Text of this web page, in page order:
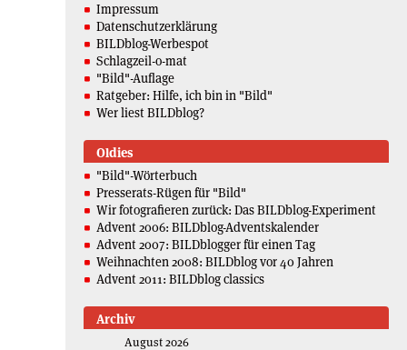
Impressum
Datenschutzerklärung
BILDblog-Werbespot
Schlagzeil-o-mat
"Bild"-Auflage
Ratgeber: Hilfe, ich bin in "Bild"
Wer liest BILDblog?
Oldies
"Bild"-Wörterbuch
Presserats-Rügen für "Bild"
Wir fotografieren zurück: Das BILDblog-Experiment
Advent 2006: BILDblog-Adventskalender
Advent 2007: BILDblogger für einen Tag
Weihnachten 2008: BILDblog vor 40 Jahren
Advent 2011: BILDblog classics
Archiv
August 2026